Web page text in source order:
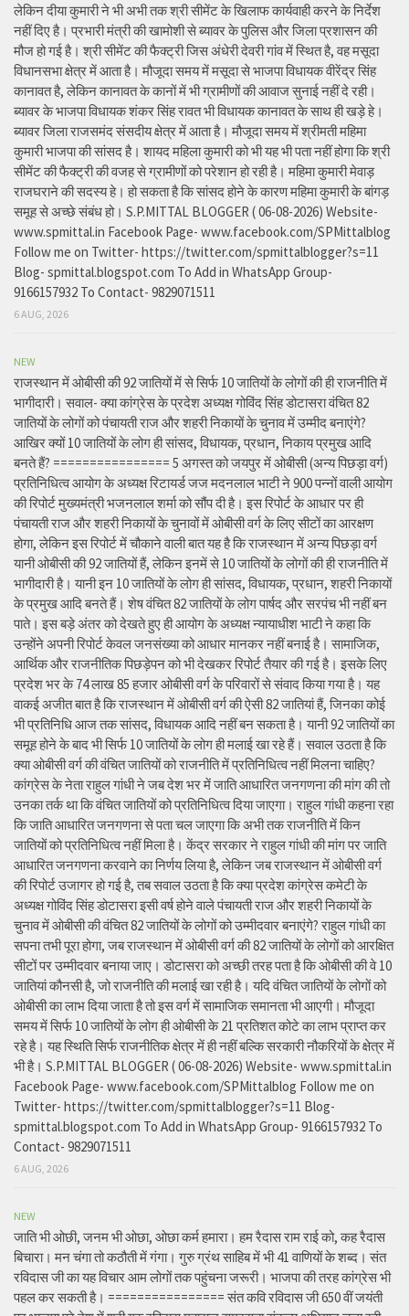
लेकिन दीया कुमारी ने भी अभी तक श्री सीमेंट के खिलाफ कार्यवाही करने के निर्देश
नहीं दिए है। प्रभारी मंत्री की खामोशी से ब्यावर के पुलिस और जिला प्रशासन की
मौज हो गई है। श्री सीमेंट की फैक्ट्री जिस अंधेरी देवरी गांव में स्थित है, वह मसूदा
विधानसभा क्षेत्र में आता है। मौजूदा समय में मसूदा से भाजपा विधायक वीरेंद्र सिंह
कानावत है, लेकिन कानावत के कानों में भी ग्रामीणों की आवाज सुनाई नहीं दे रही।
ब्यावर के भाजपा विधायक शंकर सिंह रावत भी विधायक कानावत के साथ ही खड़े हे।
ब्यावर जिला राजसमंद संसदीय क्षेत्र में आता है। मौजूदा समय में श्रीमती महिमा
कुमारी भाजपा की सांसद है। शायद महिला कुमारी को भी यह भी पता नहीं होगा कि श्री
सीमेंट की फैक्ट्री की वजह से ग्रामीणों को परेशान हो रही है। महिमा कुमारी मेवाड़
राजघराने की सदस्य हे। हो सकता है कि सांसद होने के कारण महिमा कुमारी के बांगड़
समूह से अच्छे संबंध हो। S.P.MITTAL BLOGGER ( 06-08-2026) Website-
www.spmittal.in Facebook Page- www.facebook.com/SPMittalblog
Follow me on Twitter- https://twitter.com/spmittalblogger?s=11
Blog- spmittal.blogspot.com To Add in WhatsApp Group-
9166157932 To Contact- 9829071511
6 AUG, 2026
NEW
राजस्थान में ओबीसी की 92 जातियों में से सिर्फ 10 जातियों के लोगों की ही राजनीति में
भागीदारी। सवाल- क्या कांग्रेस के प्रदेश अध्यक्ष गोविंद सिंह डोटासरा वंचित 82
जातियों के लोगों को पंचायती राज और शहरी निकायों के चुनाव में उम्मीद बनाएंगे?
आखिर क्यों 10 जातियों के लोग ही सांसद, विधायक, प्रधान, निकाय प्रमुख आदि
बनते हैं? ================ 5 अगस्त को जयपुर में ओबीसी (अन्य पिछड़ा वर्ग)
प्रतिनिधित्व आयोग के अध्यक्ष रिटायर्ड जज मदनलाल भाटी ने 900 पन्नों वाली आयोग
की रिपोर्ट मुख्यमंत्री भजनलाल शर्मा को सौंप दी है। इस रिपोर्ट के आधार पर ही
पंचायती राज और शहरी निकायों के चुनावों में ओबीसी वर्ग के लिए सीटों का आरक्षण
होगा, लेकिन इस रिपोर्ट में चौकाने वाली बात यह है कि राजस्थान में अन्य पिछड़ा वर्ग
यानी ओबीसी की 92 जातियों हैं, लेकिन इनमें से 10 जातियों के लोगों की ही राजनीति में
भागीदारी है। यानी इन 10 जातियों के लोग ही सांसद, विधायक, प्रधान, शहरी निकायों
के प्रमुख आदि बनते हैं। शेष वंचित 82 जातियों के लोग पार्षद और सरपंच भी नहीं बन
पाते। इस बड़े अंतर को देखते हुए ही आयोग के अध्यक्ष न्यायाधीश भाटी ने कहा कि
उन्होंने अपनी रिपोर्ट केवल जनसंख्या को आधार मानकर नहीं बनाई है। सामाजिक,
आर्थिक और राजनीतिक पिछड़ेपन को भी देखकर रिपोर्ट तैयार की गई है। इसके लिए
प्रदेश भर के 74 लाख 85 हजार ओबीसी वर्ग के परिवारों से संवाद किया गया है। यह
वाकई अजीत बात है कि राजस्थान में ओबीसी वर्ग की ऐसी 82 जातियां हैं, जिनका कोई
भी प्रतिनिधि आज तक सांसद, विधायक आदि नहीं बन सकता है। यानी 92 जातियों का
समूह होने के बाद भी सिर्फ 10 जातियों के लोग ही मलाई खा रहे हैं। सवाल उठता है कि
क्या ओबीसी वर्ग की वंचित जातियों को राजनीति में प्रतिनिधित्व नहीं मिलना चाहिए?
कांग्रेस के नेता राहुल गांधी ने जब देश भर में जाति आधारित जनगणना की मांग की तो
उनका तर्क था कि वंचित जातियों को प्रतिनिधित्व दिया जाएगा। राहुल गांधी कहना रहा
कि जाति आधारित जनगणना से पता चल जाएगा कि अभी तक राजनीति में किन
जातियों को प्रतिनिधित्व नहीं मिला है। केंद्र सरकार ने राहुल गांधी की मांग पर जाति
आधारित जनगणना करवाने का निर्णय लिया है, लेकिन जब राजस्थान में ओबीसी वर्ग
की रिपोर्ट उजागर हो गई है, तब सवाल उठता है कि क्या प्रदेश कांग्रेस कमेटी के
अध्यक्ष गोविंद सिंह डोटासरा इसी वर्ष होने वाले पंचायती राज और शहरी निकायों के
चुनाव में ओबीसी की वंचित 82 जातियों के लोगों को उम्मीदवार बनाएंगे? राहुल गांधी का
सपना तभी पूरा होगा, जब राजस्थान में ओबीसी वर्ग की 82 जातियों के लोगों को आरक्षित
सीटों पर उम्मीदवार बनाया जाए। डोटासरा को अच्छी तरह पता है कि ओबीसी की वे 10
जातियां कौनसी है, जो राजनीति की मलाई खा रही है। यदि वंचित जातियों के लोगों को
ओबीसी का लाभ दिया जाता है तो इस वर्ग में सामाजिक समानता भी आएगी। मौजूदा
समय में सिर्फ 10 जातियों के लोग ही ओबीसी के 21 प्रतिशत कोटे का लाभ प्राप्त कर
रहे है। यह स्थिति सिर्फ राजनीतिक क्षेत्र में ही नहीं बल्कि सरकारी नौकरियों के क्षेत्र में
भी है। S.P.MITTAL BLOGGER ( 06-08-2026) Website- www.spmittal.in
Facebook Page- www.facebook.com/SPMittalblog Follow me on
Twitter- https://twitter.com/spmittalblogger?s=11 Blog-
spmittal.blogspot.com To Add in WhatsApp Group- 9166157932 To
Contact- 9829071511
6 AUG, 2026
NEW
जाति भी ओछी, जनम भी ओछा, ओछा कर्म हमारा। हम रैदास राम राई को, कह रैदास
बिचारा। मन चंगा तो कठौती में गंगा। गुरु ग्रंथ साहिब में भी 41 वाणियों के शब्द। संत
रविदास जी का यह विचार आम लोगों तक पहुंचना जरूरी। भाजपा की तरह कांग्रेस भी
पहल कर सकती है। ================ संत कवि रविदास जी 650 वीं जयंती